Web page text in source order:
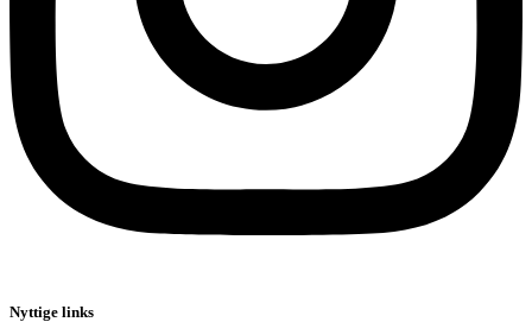
Nyttige links